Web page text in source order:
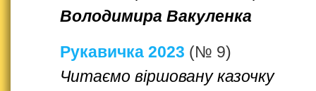
Володимира Вакуленка
Рукавичка 2023 (№ 9)
Читаємо віршовану казочку